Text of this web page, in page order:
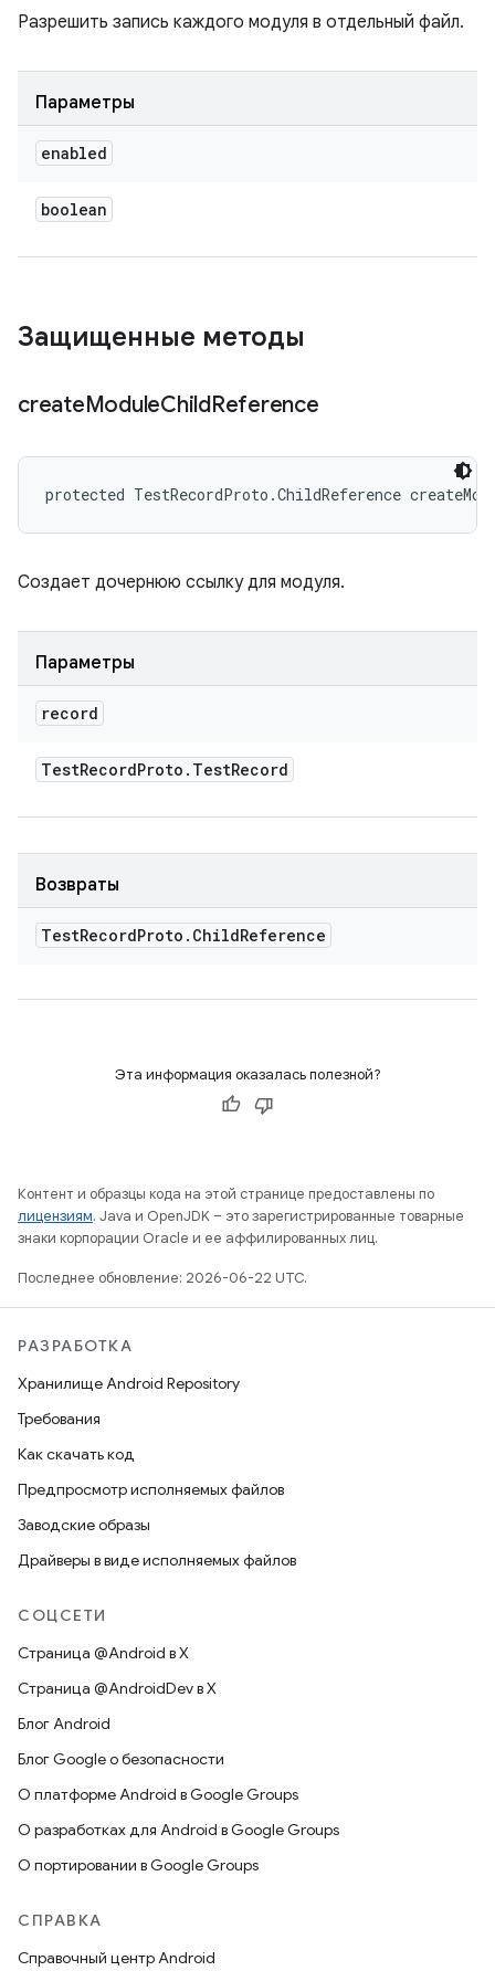
Разрешить запись каждого модуля в отдельный файл.
Параметры
enabled
boolean
Защищенные методы
createModuleChildReference
protected TestRecordProto.ChildReference
Создает дочернюю ссылку для модуля.
Параметры
record
TestRecordProto . TestRecord
Возвраты
TestRecordProto . ChildReference
Эта информация оказалась полезной?
Контент и образцы кода на этой странице предоставлены по
лицензиям. Java и OpenJDK – это зарегистрированные товарные
знаки корпорации Oracle и ее аффилированных лиц.
Последнее обновление: 2026-06-22 UTC.
РАЗРАБОТКА
Хранилище Android Repository
Требования
Как скачать код
Предпросмотр исполняемых файлов
Заводские образы
Драйверы в виде исполняемых файлов
СОЦСЕТИ
Страница @Android в X
Страница @AndroidDev в X
Блог Android
Блог Google о безопасности
О платформе Android в Google Groups
О разработках для Android в Google Groups
О портировании в Google Groups
СПРАВКА
Справочный центр Android